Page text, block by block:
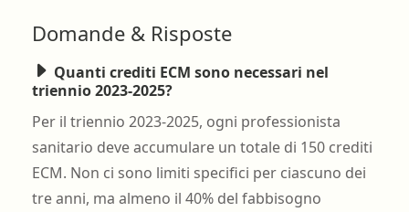
Domande & Risposte
Quanti crediti ECM sono necessari nel
triennio 2023-2025?
Per il triennio 2023-2025, ogni professionista
sanitario deve accumulare un totale di 150 crediti
ECM. Non ci sono limiti specifici per ciascuno dei
tre anni, ma almeno il 40% del fabbisogno